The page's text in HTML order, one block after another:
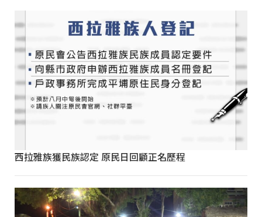
西拉雅族獲民族認定 原民日回顧正名歷程